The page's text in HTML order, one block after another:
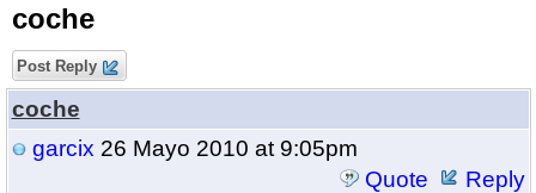
coche
Post Reply
coche
garcix 26 Mayo 2010 at 9:05pm
Quote
Reply